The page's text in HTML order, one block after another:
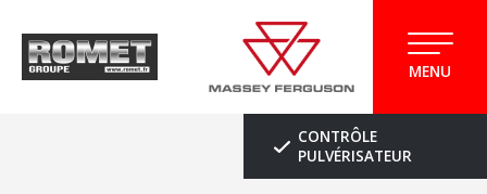
MENU
CONTRÔLE
PULVÉRISATEUR